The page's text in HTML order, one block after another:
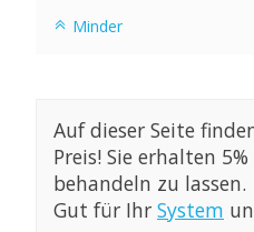
Minder
Auf dieser Seite
Preis! Sie erhalten
behandeln zu lassen.
Gut für Ihr System